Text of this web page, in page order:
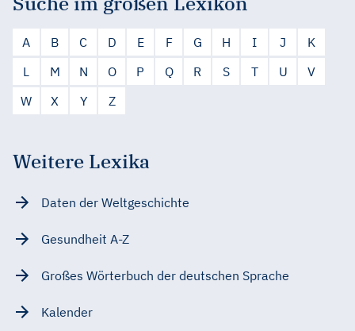
A B C D E F G H I J
K
L
M N O P Q R S T U
V
W
X Y Z
Weitere Lexika
Daten der Weltgeschichte
Gesundheit A-Z
Großes Wörterbuch der deutschen Sprache
Kalender